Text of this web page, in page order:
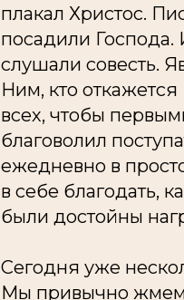
плакал Христос.
посадили Господа.
слушали совесть.
Ним, кто
всех, чтобы
благоволил
ежедневно в
в себе благодать,
были достойны
Сегодня уже
Мы привычно жмем